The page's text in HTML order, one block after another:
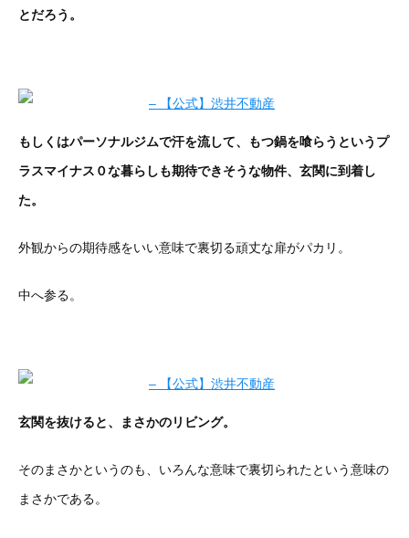
とだろう。
もしくはパーソナルジムで汗を流して、もつ鍋を喰らうというプ
ラスマイナス０な暮らしも期待できそうな物件、玄関に到着し
た。
外観からの期待感をいい意味で裏切る頑丈な扉がパカリ。
中へ参る。
玄関を抜けると、まさかのリビング。
そのまさかというのも、いろんな意味で裏切られたという意味の
まさかである。